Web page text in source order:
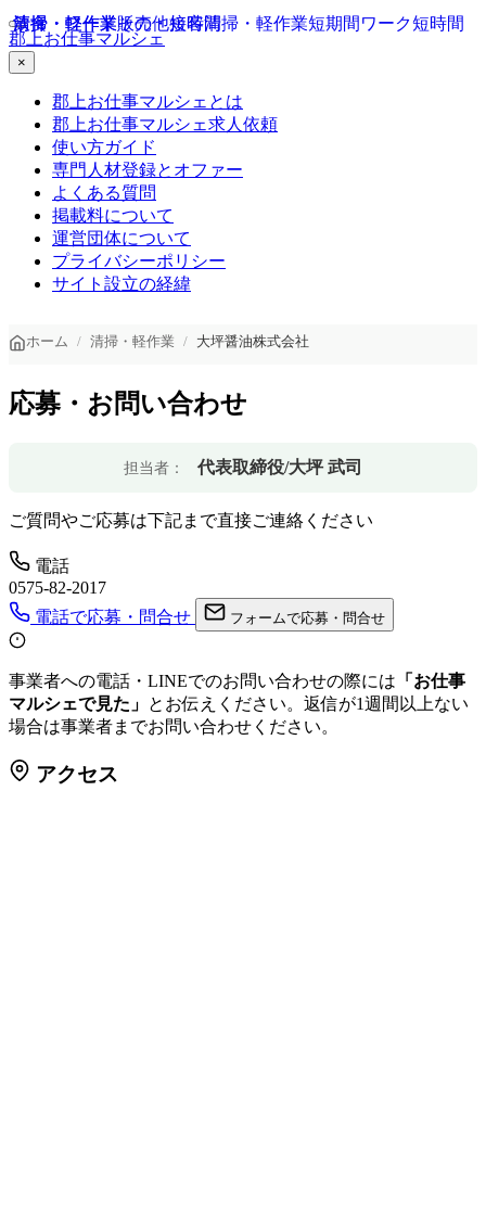
郡上お仕事マルシェ
×
郡上お仕事マルシェとは
郡上お仕事マルシェ求人依頼
使い方ガイド
専門人材登録とオファー
よくある質問
掲載料について
運営団体について
プライバシーポリシー
サイト設立の経緯
ホーム 清掃・軽作業 大坪醤油株式会社
応募・お問い合わせ
担当者： 代表取締役/大坪 武司
ご質問やご応募は下記まで直接ご連絡ください
電話
0575-82-2017
電話で応募・問合せ
フォームで応募・問合せ
事業者への電話・LINEでのお問い合わせの際には 「お仕事
マルシェで見た」 とお伝えください。返信が1週間以上ない
場合は事業者までお問い合わせください。
アクセス
飲食・フード販売・接客清掃・軽作業短期間ワーク短時間
清掃・軽作業
清掃・軽作業その他短時間